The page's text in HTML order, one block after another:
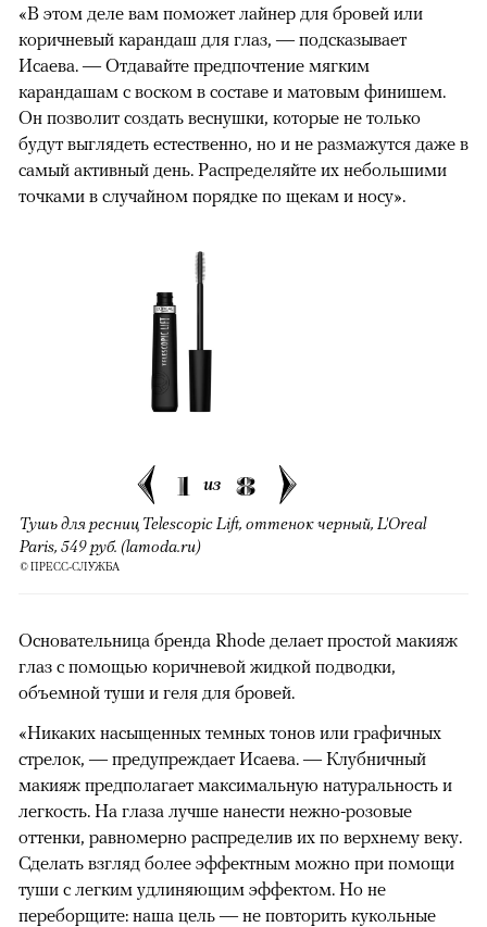
«В этом деле вам поможет лайнер для бровей или
коричневый карандаш для глаз, — подсказывает
Исаева. — Отдавайте предпочтение мягким
карандашам с воском в составе и матовым финишем.
Он позволит создать веснушки, которые не только
будут выглядеть естественно, но и не размажутся даже в
самый активный день. Распределяйте их небольшими
точками в случайном порядке по щекам и носу».
1 из 8
Тушь для ресниц Telescopic Lift, оттенок черный, L'Oreal
Paris, 549 руб. (lamoda.ru)
© ПРЕСС-СЛУЖБА
Основательница бренда Rhode делает простой макияж
глаз с помощью коричневой жидкой подводки,
объемной туши и геля для бровей.
«Никаких насыщенных темных тонов или графичных
стрелок, — предупреждает Исаева. — Клубничный
макияж предполагает максимальную натуральность и
легкость. На глаза лучше нанести нежно-розовые
оттенки, равномерно распределив их по верхнему веку.
Сделать взгляд более эффектным можно при помощи
туши с легким удлиняющим эффектом. Но не
переборщите: наша цель — не повторить кукольные